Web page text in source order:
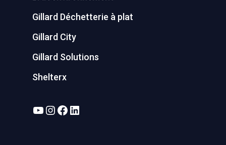
Gillard Déchetterie à plat
Gillard City
Gillard Solutions
Shelterx
YouTube
Instagram
Facebook